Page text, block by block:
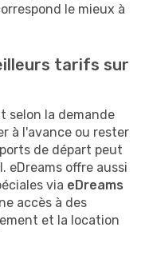
le mieux à
tarifs sur
selon la demande
à l'avance ou rester
de départ peut
offre aussi
via eDreams
accès à des
et la location